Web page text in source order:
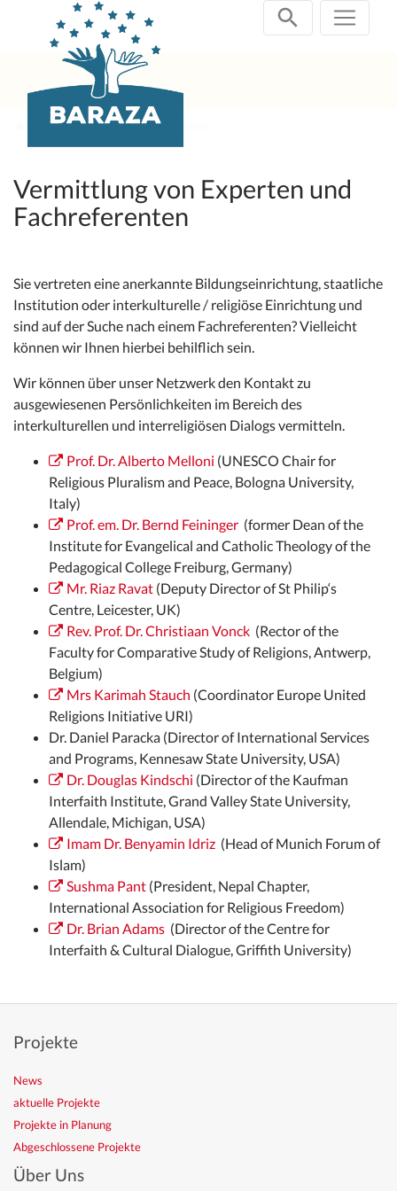
springen
aktuelle Projekte Speakers Büro
Vermittlung von Experten und
Fachreferenten
Sie vertreten eine anerkannte Bildungseinrichtung, staatliche
Institution oder interkulturelle / religiöse Einrichtung und
sind auf der Suche nach einem Fachreferenten? Vielleicht
können wir Ihnen hierbei behilflich sein.
Wir können über unser Netzwerk den Kontakt zu
ausgewiesenen Persönlichkeiten im Bereich des
interkulturellen und interreligiösen Dialogs vermitteln.
Prof. Dr. Alberto Melloni (UNESCO Chair for
Religious Pluralism and Peace, Bologna University,
Italy)
Prof. em. Dr. Bernd Feininger (former Dean of the
Institute for Evangelical and Catholic Theology of the
Pedagogical College Freiburg, Germany)
Mr. Riaz Ravat (Deputy Director of St Philip‘s
Centre, Leicester, UK)
Rev. Prof. Dr. Christiaan Vonck (Rector of the
Faculty for Comparative Study of Religions, Antwerp,
Belgium)
Mrs Karimah Stauch (Coordinator Europe United
Religions Initiative URI)
Dr. Daniel Paracka (Director of International Services
and Programs, Kennesaw State University, USA)
Dr. Douglas Kindschi (Director of the Kaufman
Interfaith Institute, Grand Valley State University,
Allendale, Michigan, USA)
Imam Dr. Benyamin Idriz (Head of Munich Forum of
Islam)
Sushma Pant (President, Nepal Chapter,
International Association for Religious Freedom)
Dr. Brian Adams (Director of the Centre for
Interfaith & Cultural Dialogue, Griffith University)
Projekte
News
aktuelle Projekte
Projekte in Planung
Abgeschlossene Projekte
Über Uns